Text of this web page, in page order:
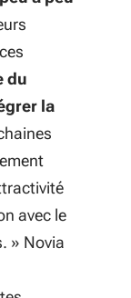
du
la
avec le
» Novia